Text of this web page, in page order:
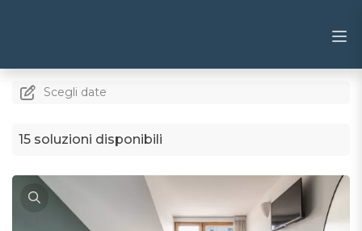
Scegli date
15 soluzioni disponibili